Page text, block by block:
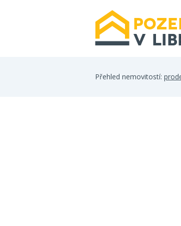
Přehled nemovitostí: